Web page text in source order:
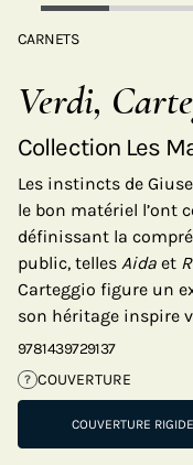
CARNETS
Verdi,
Collection Les
Les instincts de
le bon matériel l’ont
définissant la
public, telles Aida et
Carteggio figure un
son héritage inspire
9781439729137
? COUVERTURE
COUVERTURE RIGIDE